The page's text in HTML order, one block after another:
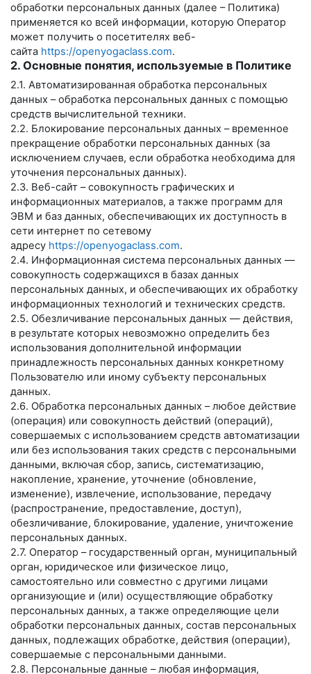
обработки персональных данных (далее – Политика)
применяется ко всей информации, которую Оператор
может получить о посетителях веб-
сайта https://openyogaclass.com.
2. Основные понятия, используемые в Политике
2.1. Автоматизированная обработка персональных
данных – обработка персональных данных с помощью
средств вычислительной техники.
2.2. Блокирование персональных данных – временное
прекращение обработки персональных данных (за
исключением случаев, если обработка необходима для
уточнения персональных данных).
2.3. Веб-сайт – совокупность графических и
информационных материалов, а также программ для
ЭВМ и баз данных, обеспечивающих их доступность в
сети интернет по сетевому
адресу https://openyogaclass.com.
2.4. Информационная система персональных данных —
совокупность содержащихся в базах данных
персональных данных, и обеспечивающих их обработку
информационных технологий и технических средств.
2.5. Обезличивание персональных данных — действия,
в результате которых невозможно определить без
использования дополнительной информации
принадлежность персональных данных конкретному
Пользователю или иному субъекту персональных
данных.
2.6. Обработка персональных данных – любое действие
(операция) или совокупность действий (операций),
совершаемых с использованием средств автоматизации
или без использования таких средств с персональными
данными, включая сбор, запись, систематизацию,
накопление, хранение, уточнение (обновление,
изменение), извлечение, использование, передачу
(распространение, предоставление, доступ),
обезличивание, блокирование, удаление, уничтожение
персональных данных.
2.7. Оператор – государственный орган, муниципальный
орган, юридическое или физическое лицо,
самостоятельно или совместно с другими лицами
организующие и (или) осуществляющие обработку
персональных данных, а также определяющие цели
обработки персональных данных, состав персональных
данных, подлежащих обработке, действия (операции),
совершаемые с персональными данными.
2.8. Персональные данные – любая информация,